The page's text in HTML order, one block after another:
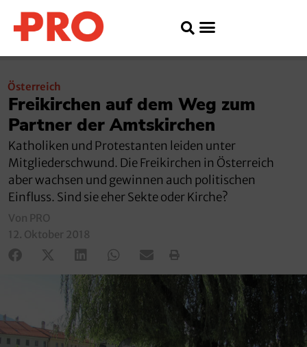
Österreich
Freikirchen auf dem Weg zum
Partner der Amtskirchen
Katholiken und Protestanten leiden unter
Mitgliederschwund. Die Freikirchen in Österreich
aber wachsen und gewinnen auch politischen
Einfluss. Sind sie eher Sekte oder Kirche?
Von PRO
12. Oktober 2018